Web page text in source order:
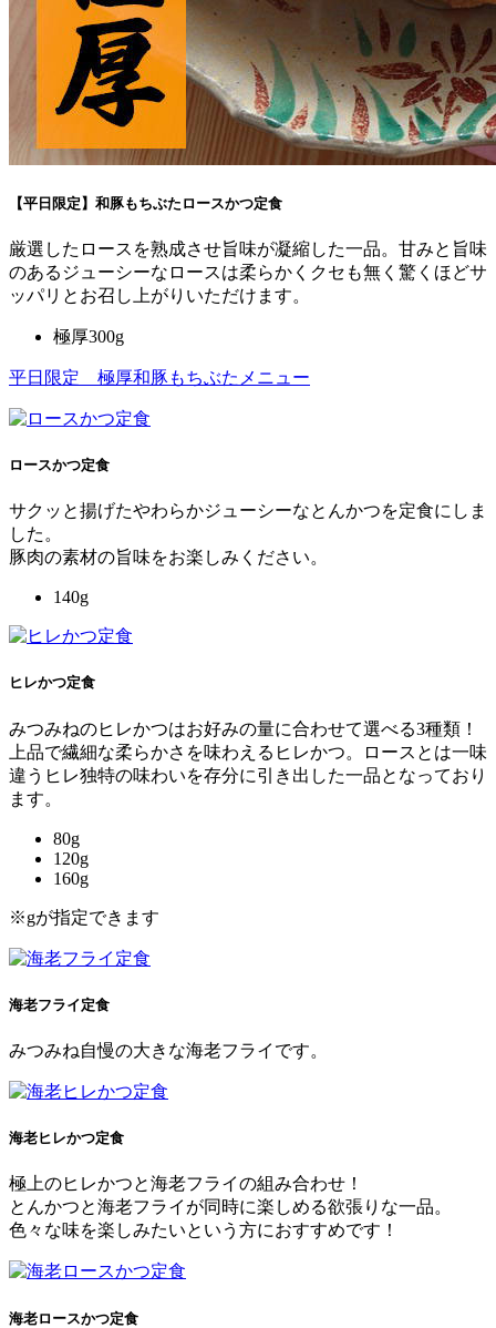
【平日限定】和豚もちぶたロースかつ定食
厳選したロースを熟成させ旨味が凝縮した一品。甘みと旨味
のあるジューシーなロースは柔らかくクセも無く驚くほどサ
ッパリとお召し上がりいただけます。
極厚300g
平日限定 極厚和豚もちぶたメニュー
ロースかつ定食
サクッと揚げたやわらかジューシーなとんかつを定食にしま
した。
豚肉の素材の旨味をお楽しみください。
140g
ヒレかつ定食
みつみねのヒレかつはお好みの量に合わせて選べる3種類！
上品で繊細な柔らかさを味わえるヒレかつ。ロースとは一味
違うヒレ独特の味わいを存分に引き出した一品となっており
ます。
80g
120g
160g
※gが指定できます
海老フライ定食
みつみね自慢の大きな海老フライです。
海老ヒレかつ定食
極上のヒレかつと海老フライの組み合わせ！
とんかつと海老フライが同時に楽しめる欲張りな一品。
色々な味を楽しみたいという方におすすめです！
海老ロースかつ定食